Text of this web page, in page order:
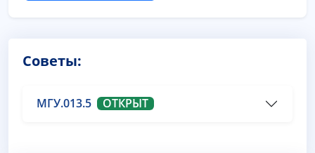
Советы:
МГУ.013.5 ОТКРЫТ